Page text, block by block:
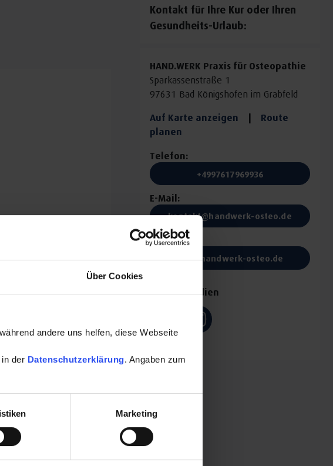
Über Cookies
andere uns helfen, diese Webseite
der Datenschutzerklärung. Angaben zum
Marketing
Kontakt für Ihre Kur oder Ihren
Gesundheits-Urlaub:
HAND.WERK Praxis für Osteopathie
Sparkassenstraße 1
97631 Bad Königshofen im Grabfeld
Auf Karte anzeigen |
Route
planen
Telefon:
+4997617969936
E-Mail:
kontakt@handwerk-osteo.de
Website:
www.handwerk-osteo.de
Soziale Medien